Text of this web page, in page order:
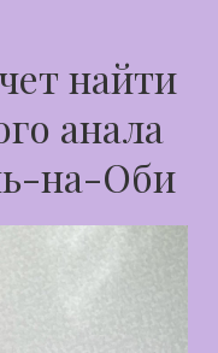
найти
анала
на-Оби